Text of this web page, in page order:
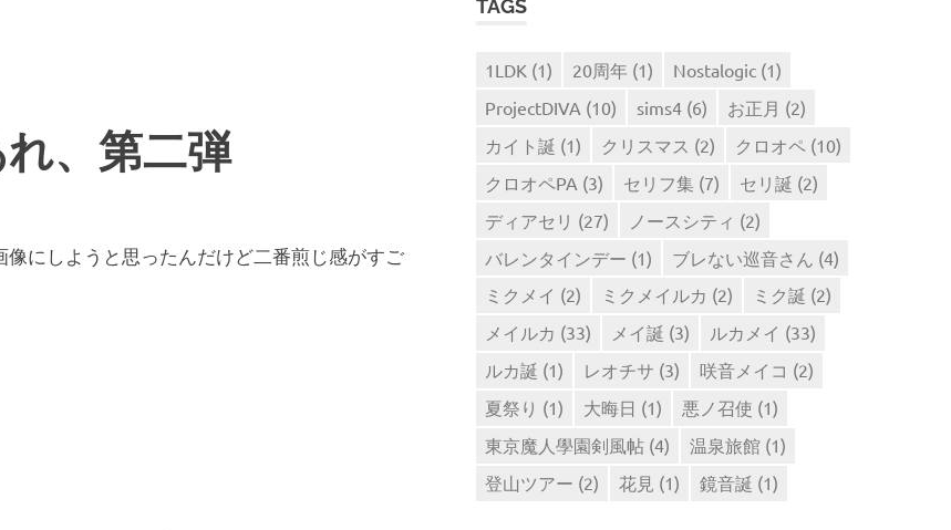
、第二弾
にしようと思ったんだけど二番煎じ感がすご
TAGS
1LDK (1) 20周年 (1) Nostalogic (1)
ProjectDIVA (10) sims4 (6) お正月 (2)
カイト誕 (1) クリスマス (2) クロオペ (10)
クロオペPA (3) セリフ集 (7) セリ誕 (2)
ディアセリ (27) ノースシティ (2)
バレンタインデー (1) ブレない巡音さん (4)
ミクメイ (2) ミクメイルカ (2) ミク誕 (2)
メイルカ (33) メイ誕 (3) ルカメイ (33)
ルカ誕 (1) レオチサ (3) 咲音メイコ (2)
夏祭り (1) 大晦日 (1) 悪ノ召使 (1)
東京魔人學園剣風帖 (4) 温泉旅館 (1)
登山ツアー (2) 花見 (1) 鏡音誕 (1)